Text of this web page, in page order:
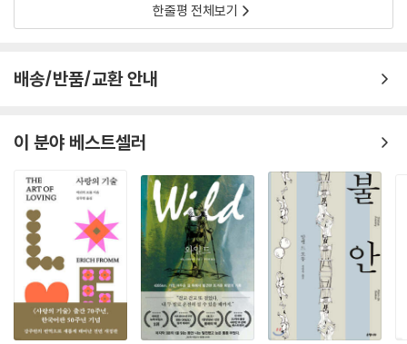
어가 「동료」나 친구」라는 뜻에 가까운 말이라는 사실을. 출판업이 서적 판
서 붙여진 말이라고 한다. 역사적으로도 출판업은 일종의 코뮌처럼 협동체
로 운영되었다. 알고 보니 번역가인 나 역시 바로 이 「컴퍼니」의 일원이었
스피어가 1백 명인들 그걸 읽어 주는 독자가 없다면 무슨 소용이랴. 지금
이 책을 집어 든, 우리 평범한 독자들이야말로 셰익스피어의 친구라 불러
마땅할 테다. 이 책은 진열대에 이렇게 붙여 놓아야 할 것 같다. 「스무 명의
이 시대의 작가 초청 이벤트! 셰익스피어의 친구들 누구나 환영!」
한줄평 전체보기
배송/반품/교환 안내
이 분야 베스트셀러